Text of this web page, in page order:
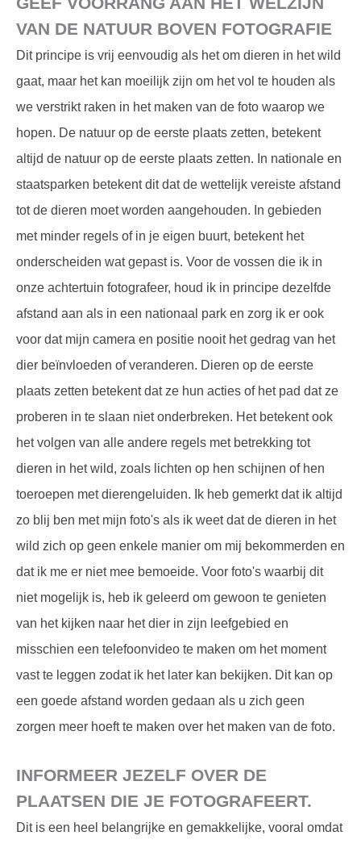
VAN DE NATUUR BOVEN FOTOGRAFIE
Dit principe is vrij eenvoudig als het om dieren in het wild
gaat, maar het kan moeilijk zijn om het vol te houden als
we verstrikt raken in het maken van de foto waarop we
hopen. De natuur op de eerste plaats zetten, betekent
altijd de natuur op de eerste plaats zetten. In nationale en
staatsparken betekent dit dat de wettelijk vereiste afstand
tot de dieren moet worden aangehouden. In gebieden
met minder regels of in je eigen buurt, betekent het
onderscheiden wat gepast is. Voor de vossen die ik in
onze achtertuin fotografeer, houd ik in principe dezelfde
afstand aan als in een nationaal park en zorg ik er ook
voor dat mijn camera en positie nooit het gedrag van het
dier beïnvloeden of veranderen. Dieren op de eerste
plaats zetten betekent dat ze hun acties of het pad dat ze
proberen in te slaan niet onderbreken. Het betekent ook
het volgen van alle andere regels met betrekking tot
dieren in het wild, zoals lichten op hen schijnen of hen
toeroepen met dierengeluiden. Ik heb gemerkt dat ik altijd
zo blij ben met mijn foto's als ik weet dat de dieren in het
wild zich op geen enkele manier om mij bekommerden en
dat ik me er niet mee bemoeide. Voor foto's waarbij dit
niet mogelijk is, heb ik geleerd om gewoon te genieten
van het kijken naar het dier in zijn leefgebied en
misschien een telefoonvideo te maken om het moment
vast te leggen zodat ik het later kan bekijken. Dit kan op
een goede afstand worden gedaan als u zich geen
zorgen meer hoeft te maken over het maken van de foto.
INFORMEER JEZELF OVER DE
PLAATSEN DIE JE FOTOGRAFEERT.
Dit is een heel belangrijke en gemakkelijke, vooral omdat